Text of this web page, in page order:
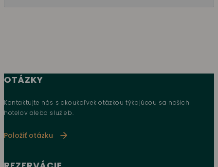
OTÁZKY
Kontaktujte nás s akoukoľvek otázkou týkajúcou sa našich
hotelov alebo služieb.
Položiť otázku